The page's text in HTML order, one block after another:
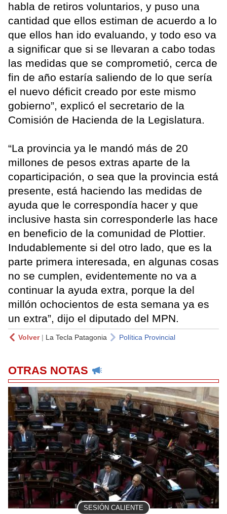
habla de retiros voluntarios, y puso una
cantidad que ellos estiman de acuerdo a lo
que ellos han ido evaluando, y todo eso va
a significar que si se llevaran a cabo todas
las medidas que se comprometió, cerca de
fin de año estaría saliendo de lo que sería
el nuevo déficit creado por este mismo
gobierno”, explicó el secretario de la
Comisión de Hacienda de la Legislatura.
“La provincia ya le mandó más de 20
millones de pesos extras aparte de la
coparticipación, o sea que la provincia está
presente, está haciendo las medidas de
ayuda que le correspondía hacer y que
inclusive hasta sin corresponderle las hace
en beneficio de la comunidad de Plottier.
Indudablemente si del otro lado, que es la
parte primera interesada, en algunas cosas
no se cumplen, evidentemente no va a
continuar la ayuda extra, porque la del
millón ochocientos de esta semana ya es
un extra”, dijo el diputado del MPN.
Volver| La Tecla Patagonia Política Provincial
OTRAS NOTAS
SESIÓN CALIENTE